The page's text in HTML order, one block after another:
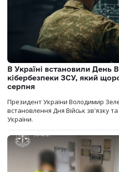
В Україні встановили День
кібербезпеки ЗСУ, який
серпня
Президент України Володимир
встановлення Дня Військ зв'язку
України.